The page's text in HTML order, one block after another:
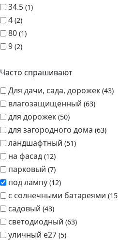
34.5 1
4 2
80 1
9 2
Часто спрашивают
Для дачи, сада, дорожек 43
влагозащищенный 63
для дорожек 50
для загородного дома 63
ландшафтный 51
на фасад 12
парковый 7
под лампу 12
с солнечными батареями 15
садовый 43
светодиодный 63
уличный e27 5